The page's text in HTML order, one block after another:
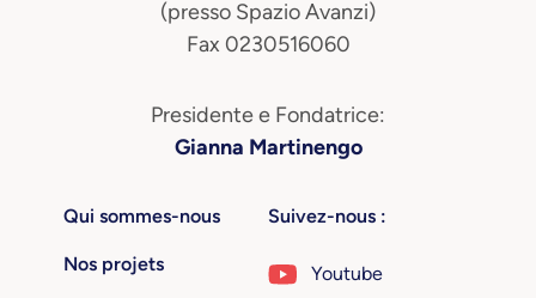
(presso Spazio Avanzi)
Fax 0230516060
Presidente e Fondatrice:
Gianna Martinengo
Qui sommes-nous
Nos projets
Suivez-nous :
Youtube